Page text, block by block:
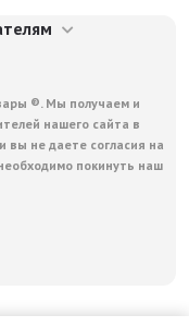
®. Мы получаем и
нашего сайта в
вы не даете согласия на
покинуть наш